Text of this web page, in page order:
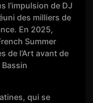
l’impulsion de DJ
des milliers de
En 2025,
Summer
de l’Art avant de
qui se